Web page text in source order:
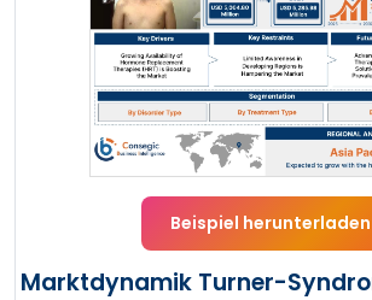
Beispiel herunterladen
Marktdynamik Turner-